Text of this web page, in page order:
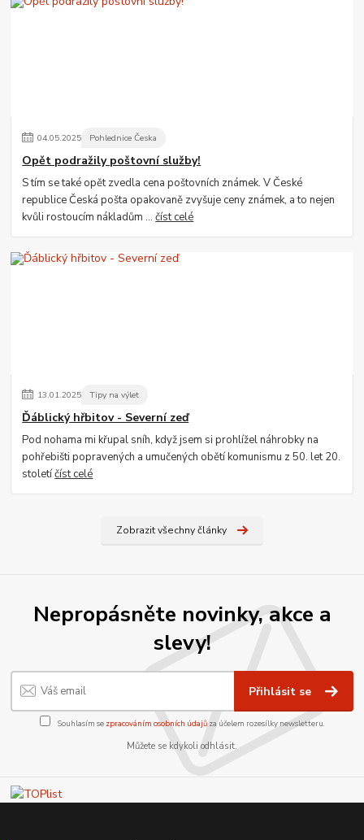
04.05.2025 Pohlednice Česka
Opět podražily poštovní služby!
S tím se také opět zvedla cena poštovních známek. V České
republice Česká pošta opakovaně zvyšuje ceny známek, a to nejen
kvůli rostoucím nákladům ...číst celé
13.01.2025 Tipy na výlet
Ďáblický hřbitov - Severní zeď
Pod nohama mi křupal sníh, když jsem si prohlížel náhrobky na
pohřebišti popravených a umučených obětí komunismu z 50. let 20.
stoletíčíst celé
Zobrazit všechny články
Nepropásněte novinky, akce a
slevy!
Přihlásit se
Souhlasím se zpracováním osobních údajůza účelem rozesílky newsletteru.
Můžete se kdykoli odhlásit.